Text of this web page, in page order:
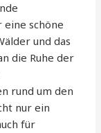
schöne
und das
die Ruhe der
rund um den
nur ein
für